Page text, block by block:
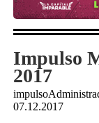
Impulso
2017
07.12.2017